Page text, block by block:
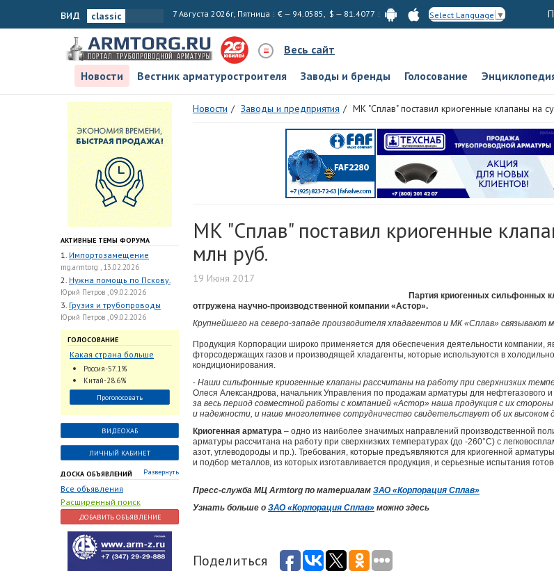
вид 7 Августа 2026г, Пятница € — 94.0585, $ — 81.4077 Select Language ▼
Весь сайт
Новости
Вестник арматуростроителя Заводы и бренды Голосование
АКТИВНЫЕ ТЕМЫ ФОРУМА
1. Импортозамещение
mg.armtorg , 13.02.2026
2. Нужна помощь по Пскову.
Юрий Петров , 09.02.2026
3. Грузия и трубопроводы
Юрий Петров , 09.02.2026
ГОЛОСОВАНИЕ
Какая страна больше
всего поставляет
трубопроводную
арматуру в химическую
отрасль?
Россия-57.1%
Китай-28.6%
Проголосовать
ВИДЕОХАБ
ЛИЧНЫЙ КАБИНЕТ
ДОСКА ОБЪЯВЛЕНИЙ Развернуть
Все объявления
Расширенный поиск
ДОБАВИТЬ ОБЪЯВЛЕНИЕ
Новости Заводы и предприятия МК "Сплав" поставил криогенные клапаны на
МК "Сплав" поставил криогенные
млн руб.
19 Июня 2017
Партия криогенных сильфонных
отгружена научно-производственной компании «Астор».
Крупнейшего на северо-западе производителя хладагентов и МК «Сплав»
Продукция Корпорации широко применяется для обеспечения деятельности компании,
фторсодержащих газов и производящей хладагенты, которые используются в
кондиционирования.
- Наши сильфонные криогенные клапаны рассчитаны на работу при сверхнизких
Олеся Александрова, начальник Управления по продажам арматуры для нефтегазового и
за весь период совместной работы с компанией «Астор» наша продукция с их
и надежности, и наше многолетнее сотрудничество свидетельствует об их высоком
Криогенная арматура – одно из наиболее значимых направлений производственной
арматуры рассчитана на работу при сверхнизких температурах (до -260°C) с
азот, углеводороды и пр.). Требования, которые предъявляются для криогенной
и подбор металлов, из которых изготавливается продукция, и серьезные испытания
Пресс-служба МЦ Armtorg по материалам ЗАО «Корпорация Сплав»
Узнать больше о ЗАО «Корпорация Сплав» можно здесь
Поделиться